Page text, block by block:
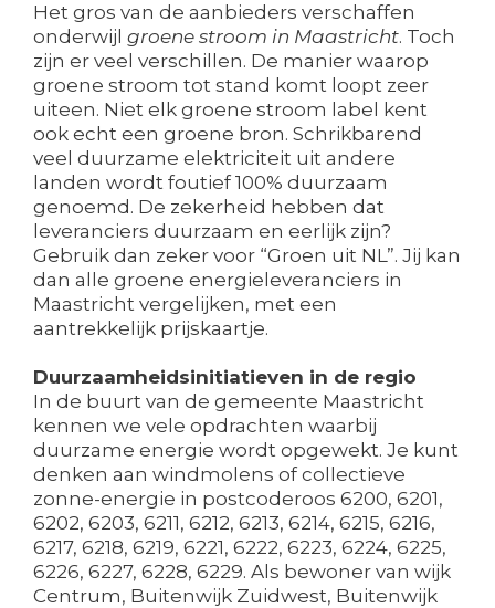
Het gros van de aanbieders verschaffen
onderwijl groene stroom in Maastricht. Toch
zijn er veel verschillen. De manier waarop
groene stroom tot stand komt loopt zeer
uiteen. Niet elk groene stroom label kent
ook echt een groene bron. Schrikbarend
veel duurzame elektriciteit uit andere
landen wordt foutief 100% duurzaam
genoemd. De zekerheid hebben dat
leveranciers duurzaam en eerlijk zijn?
Gebruik dan zeker voor “Groen uit NL”. Jij kan
dan alle groene energieleveranciers in
Maastricht vergelijken, met een
aantrekkelijk prijskaartje.
Duurzaamheidsinitiatieven in de regio
In de buurt van de gemeente Maastricht
kennen we vele opdrachten waarbij
duurzame energie wordt opgewekt. Je kunt
denken aan windmolens of collectieve
zonne-energie in postcoderoos 6200, 6201,
6202, 6203, 6211, 6212, 6213, 6214, 6215, 6216,
6217, 6218, 6219, 6221, 6222, 6223, 6224, 6225,
6226, 6227, 6228, 6229. Als bewoner van wijk
Centrum, Buitenwijk Zuidwest, Buitenwijk